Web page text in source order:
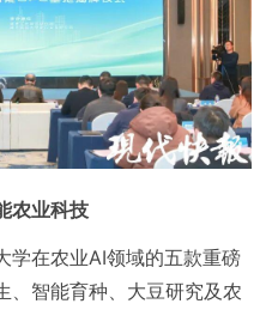
农业科技
学在农业AI领域的五款重磅
、智能育种、大豆研究及农